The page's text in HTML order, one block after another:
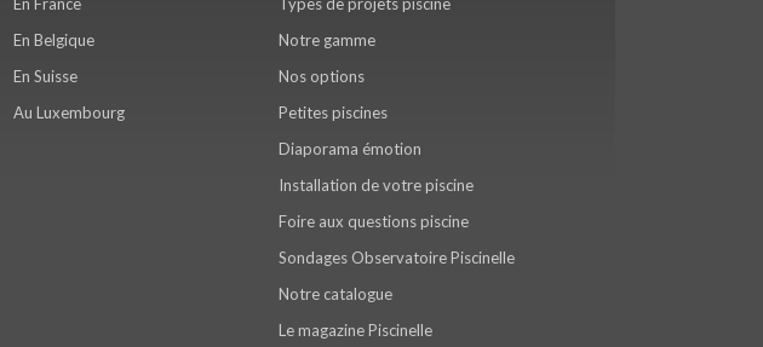
En Belgique
En Suisse
Au Luxembourg
Notre gamme
Nos options
Petites piscines
Diaporama émotion
Installation de votre piscine
Foire aux questions piscine
Sondages Observatoire Piscinelle
Notre catalogue
Le magazine Piscinelle